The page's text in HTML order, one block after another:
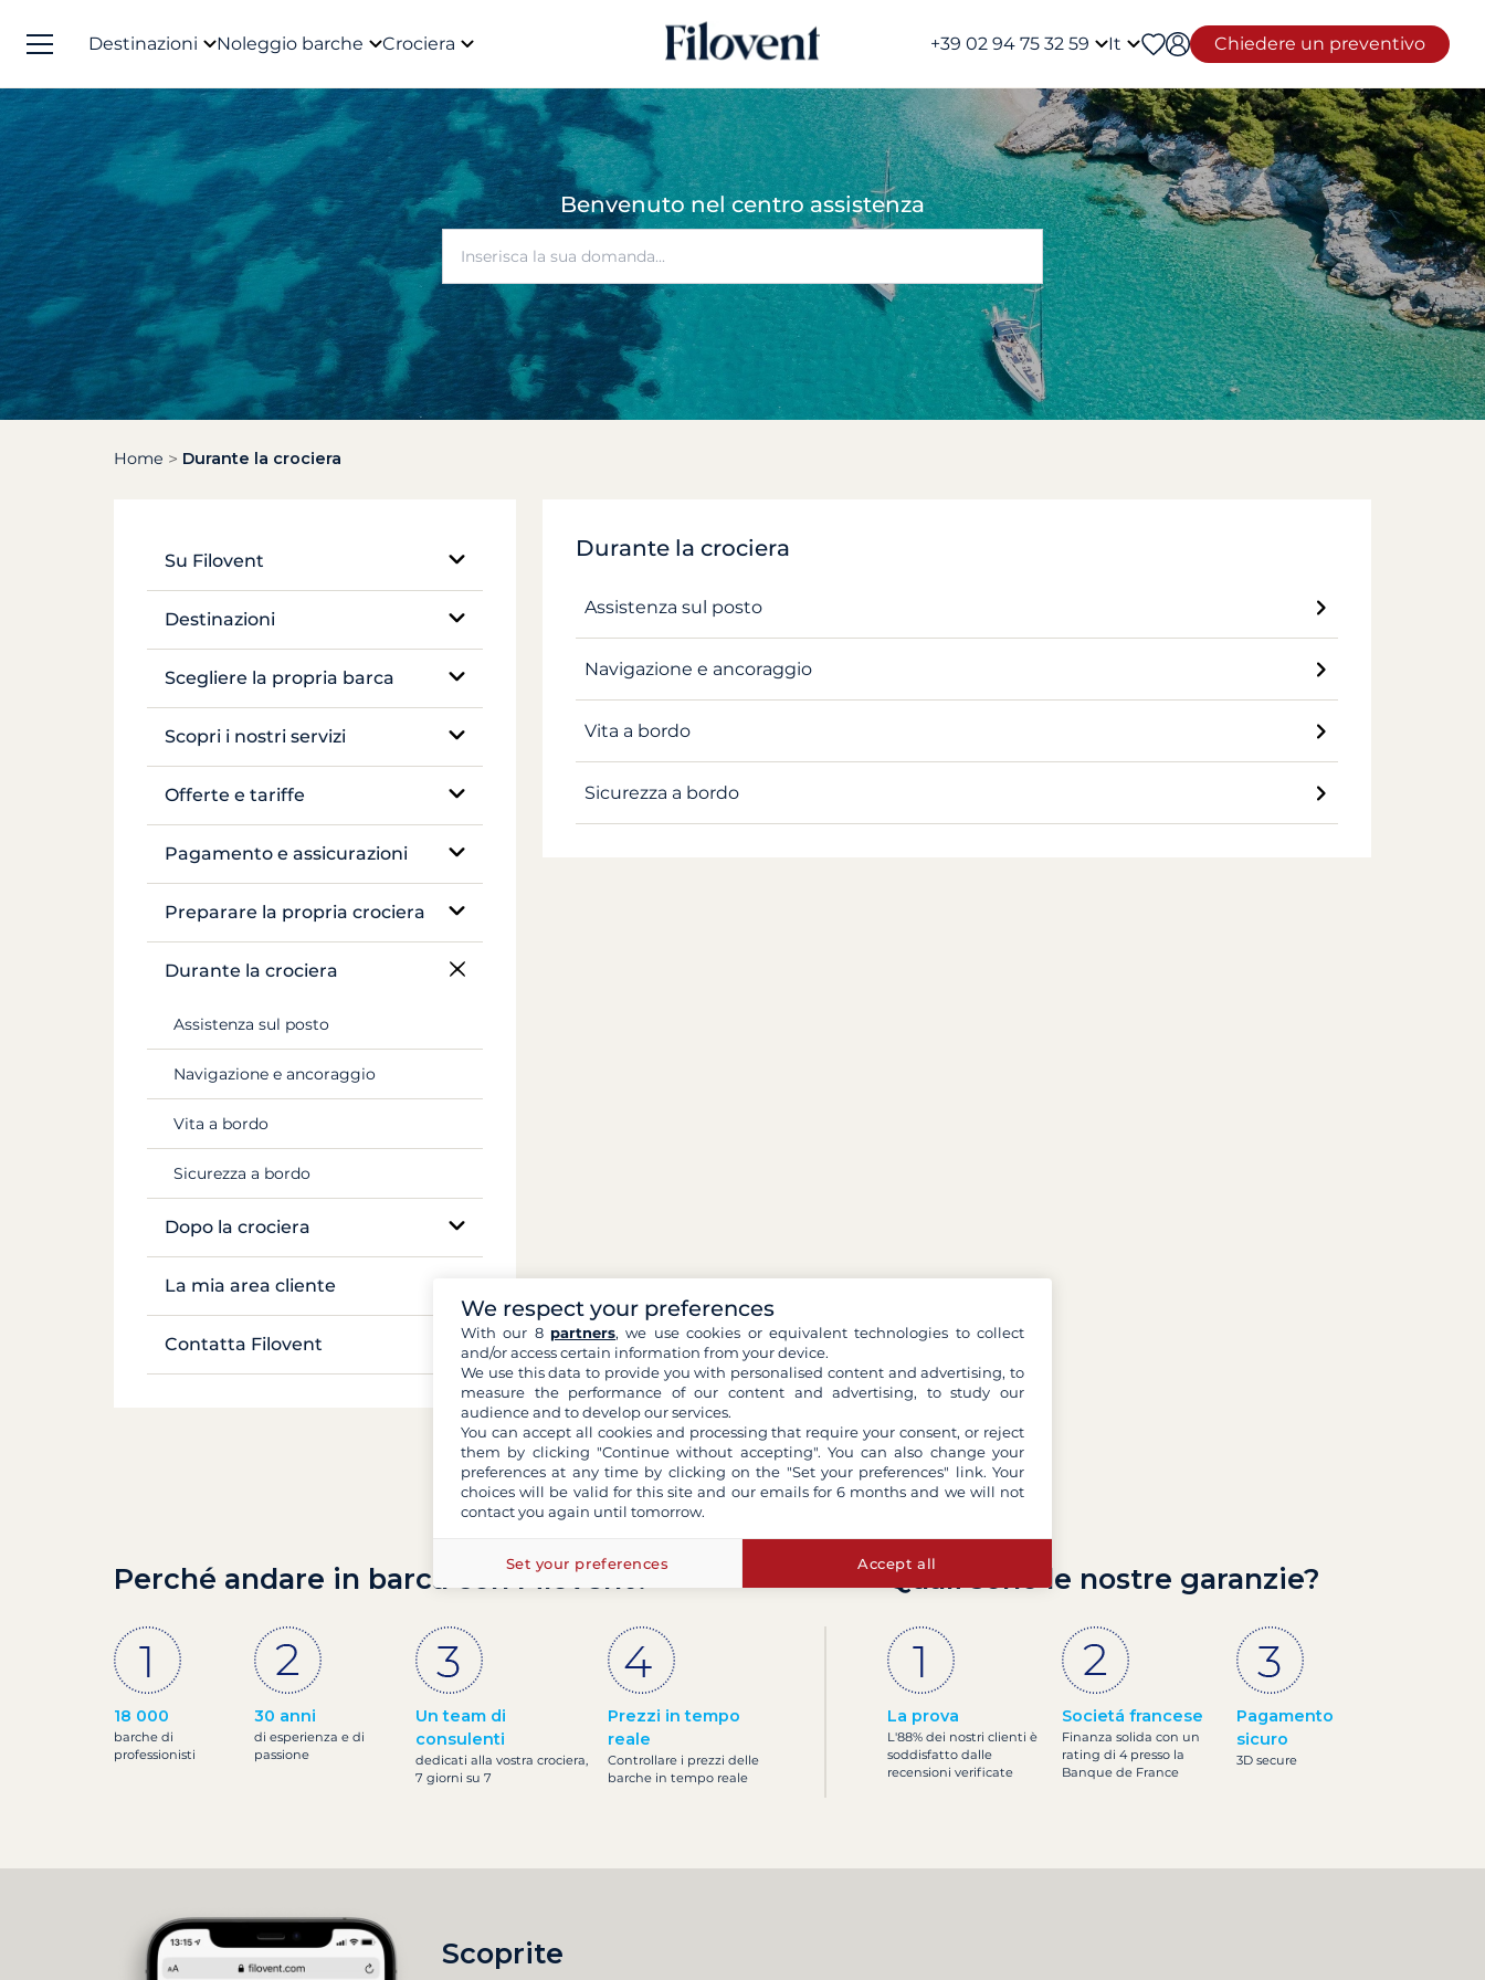
Destinazioni Noleggio barche Crociera +39 02 94 75 32 59 It Chiedere un preventivo
Benvenuto nel centro assistenza
Home Durante la crociera
Su Filovent
La nostra azienda
Destinazioni
Egitto
Grecia
Croazia
Canal du Midi
Seychelles
Mekong
Scegliere la propria barca
Veliero monoscafo
Barca tradizionale
Yacht a motore
Scopri i nostri servizi
Noleggio senza skipper
Yacht di lusso con equipaggio
Noleggio di péniche
Offerte e tariffe
Tariffazione
Pagamento e assicurazioni
Assicurazioni e cauzioni
Preparare la propria crociera
Prenotazione e disponibilità
Voli e trasferimenti
Documenti e formalità
Bagagli e attrezzature
Provviste e spesa
Durante la crociera
Assistenza sul posto
Navigazione e ancoraggio
Vita a bordo
Sicurezza a bordo
Dopo la crociera
Inventario
La mia area cliente
Gestire la mia prenotazione
Contatta Filovent
Durante la crociera
Assistenza sul posto
Navigazione e ancoraggio
Vita a bordo
Sicurezza a bordo
Perché andare in barca con Filovent?
18 000
barche di
professionisti
30 anni
di esperienza e di
passione
Un team di
consulenti
dedicati alla vostra crociera,
7 giorni su 7
Prezzi in tempo
reale
Controllare i prezzi delle
barche in tempo reale
Quali sono le nostre garanzie?
La prova
L'88% dei nostri clienti è
soddisfatto dalle
recensioni verificate
Societá francese
Finanza solida con un
rating di 4 presso la
Banque de France
Pagamento
sicuro
3D secure
Scoprite
We respect your preferences
With our 8 partners, we use cookies or equivalent technologies to collect
and/or access certain information from your device.
We use this data to provide you with personalised content and advertising, to
measure the performance of our content and advertising, to study our
audience and to develop our services.
You can accept all cookies and processing that require your consent, or reject
them by clicking "Continue without accepting". You can also change your
preferences at any time by clicking on the "Set your preferences" link. Your
choices will be valid for this site and our emails for 6 months and we will not
contact you again until tomorrow.
Set your preferences Accept all